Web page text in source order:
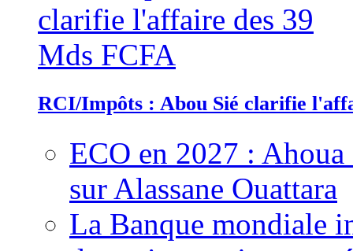
RCI/Impôts : Abou Sié clarifie
ECO en 2027 :
sur Alassane Ouattara
La Banque mondiale